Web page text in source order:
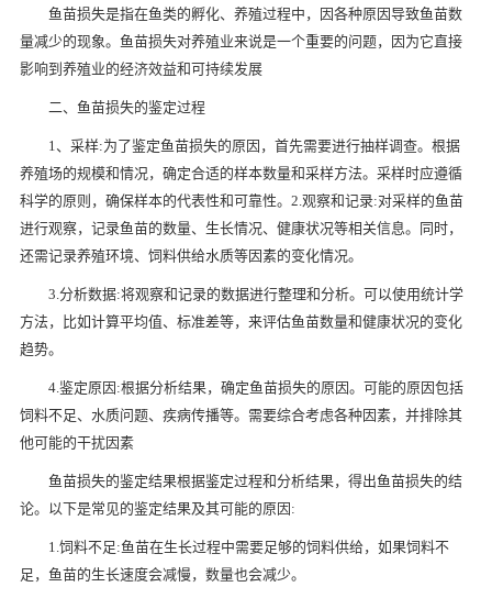
鱼苗损失是指在鱼类的孵化、养殖过程中，因各种原因导致鱼苗数
量减少的现象。鱼苗损失对养殖业来说是一个重要的问题，因为它直接
影响到养殖业的经济效益和可持续发展
二、鱼苗损失的鉴定过程
1、采样:为了鉴定鱼苗损失的原因，首先需要进行抽样调查。根据
养殖场的规模和情况，确定合适的样本数量和采样方法。采样时应遵循
科学的原则，确保样本的代表性和可靠性。2.观察和记录:对采样的鱼苗
进行观察，记录鱼苗的数量、生长情况、健康状况等相关信息。同时，
还需记录养殖环境、饲料供给水质等因素的变化情况。
3.分析数据:将观察和记录的数据进行整理和分析。可以使用统计学
方法，比如计算平均值、标准差等，来评估鱼苗数量和健康状况的变化
趋势。
4.鉴定原因:根据分析结果，确定鱼苗损失的原因。可能的原因包括
饲料不足、水质问题、疾病传播等。需要综合考虑各种因素，并排除其
他可能的干扰因素
鱼苗损失的鉴定结果根据鉴定过程和分析结果，得出鱼苗损失的结
论。以下是常见的鉴定结果及其可能的原因:
1.饲料不足:鱼苗在生长过程中需要足够的饲料供给，如果饲料不
足，鱼苗的生长速度会减慢，数量也会减少。